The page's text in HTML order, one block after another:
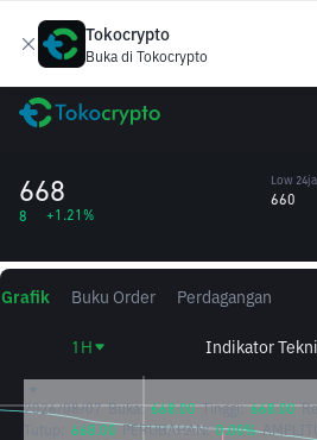
Tokocrypto
Buka di Tokocrypto
MOODENG
668
8 +1.21%
Low
660
Grafik Buku Order Perdagangan
1H Indikator
2026/08/07 Buka: 668.00 Tinggi: 668.00
668.00 PERUBAHAN: 0.00%